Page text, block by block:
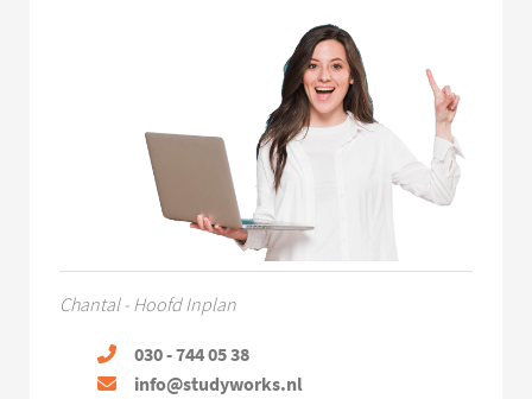
Chantal - Hoofd Inplan
030 - 744 05 38
info@studyworks.nl